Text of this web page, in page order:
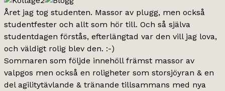
Året jag tog studenten. Massor av plugg, men också
studentfester och allt som hör till. Och så själva
studentdagen förstås, efterlängtad var den vill jag lova,
och väldigt rolig blev den. :-)
Sommaren som följde innehöll främst massor av
valpgos men också en roligheter som storsjöyran & en
del agilitytävlande & tränande tillsammans med nya